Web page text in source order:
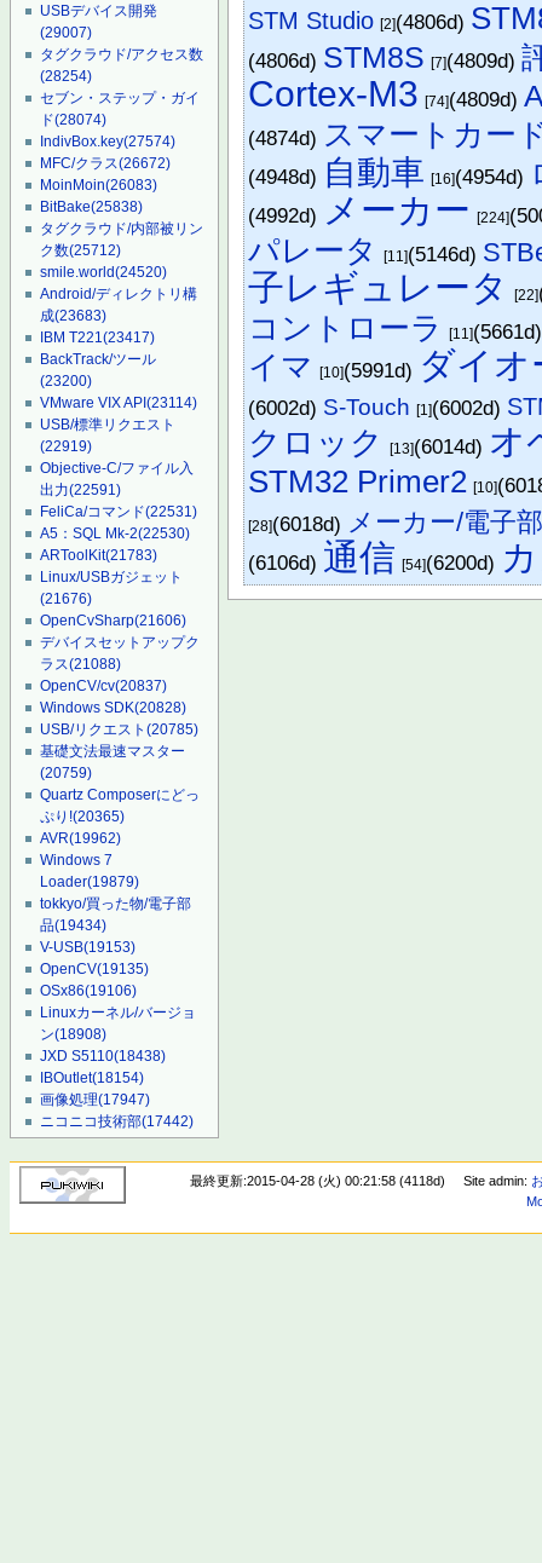
USBデバイス開発
(29007)
タグクラウド/アクセス数
(28254)
セブン・ステップ・ガイ
ド(28074)
IndivBox.key(27574)
MFC/クラス(26672)
MoinMoin(26083)
BitBake(25838)
タグクラウド/内部被リン
ク数(25712)
smile.world(24520)
Android/ディレクトリ構
成(23683)
IBM T221(23417)
BackTrack/ツール
(23200)
VMware VIX API(23114)
USB/標準リクエスト
(22919)
Objective-C/ファイル入
出力(22591)
FeliCa/コマンド(22531)
A5：SQL Mk-2(22530)
ARToolKit(21783)
Linux/USBガジェット
(21676)
OpenCvSharp(21606)
デバイスセットアップク
ラス(21088)
OpenCV/cv(20837)
Windows SDK(20828)
USB/リクエスト(20785)
基礎文法最速マスター
(20759)
Quartz Composerにどっ
ぷり!(20365)
AVR(19962)
Windows 7
Loader(19879)
tokkyo/買った物/電子部
品(19434)
V-USB(19153)
OpenCV(19135)
OSx86(19106)
Linuxカーネル/バージョ
ン(18908)
JXD S5110(18438)
IBOutlet(18154)
画像処理(17947)
ニコニコ技術部(17442)
STM Studio [2](4806d)
(4806d) STM8S [7](4809d)
Cortex-M3 [74](4809d)
(4874d) スマートカー
(4948d) 自動車 [16](4954d)
(4992d) メーカー [224]
パレータ [11](5146d)
子レギュレータ [22]
コントローラ [11]
イマ [10](5991d) ダイオ
(6002d) S-Touch [1](6002d)
クロック [13](6014d) オ
STM32 Primer2 [10]
[28](6018d) メーカー/電子
(6106d) 通信 [54](6200d)
最終更新:2015-04-28 (火) 00:21:58 (4118d) Site admin: